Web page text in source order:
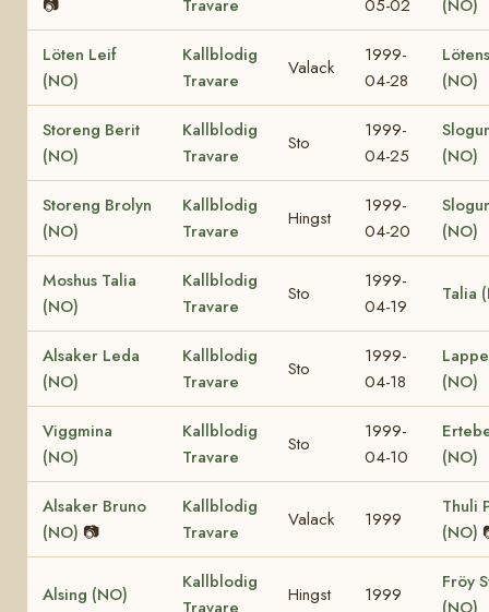
📷 Travare 05-02 (NO)
Löten Leif
(NO)
Kallblodig
Travare
Valack
1999-
04-28
(NO)
Storeng Berit
(NO)
Kallblodig
Travare
Sto
1999-
04-25
(NO)
Storeng Brolyn
(NO)
Kallblodig
Travare
Hingst
1999-
04-20
(NO)
Moshus Talia
(NO)
Kallblodig
Travare
Sto
1999-
04-19
Talia
Alsaker Leda
(NO)
Kallblodig
Travare
Sto
1999-
04-18
(NO)
Viggmina
(NO)
Kallblodig
Travare
Sto
1999-
04-10
(NO)
Alsaker Bruno
(NO) 📷
Kallblodig
Travare
Valack 1999
Thuli
(NO)
Alsing (NO)
Kallblodig
Travare
Hingst 1999
Fröy
(NO)